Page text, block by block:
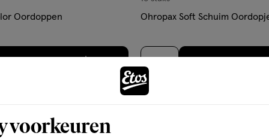
Oordoppen
verhoog aantal met één Je kan
Ohropax Soft Schuim
voorkeuren